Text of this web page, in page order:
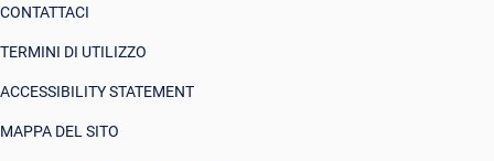
CONTATTACI
TERMINI DI UTILIZZO
ACCESSIBILITY STATEMENT
MAPPA DEL SITO